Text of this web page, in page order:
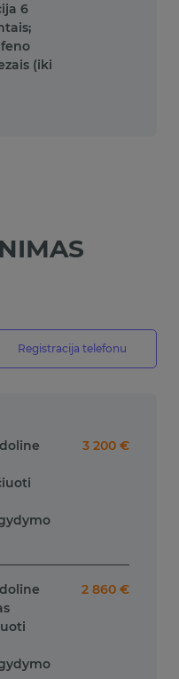
6
(iki
Registracija telefonu
3 200 €
2 860 €